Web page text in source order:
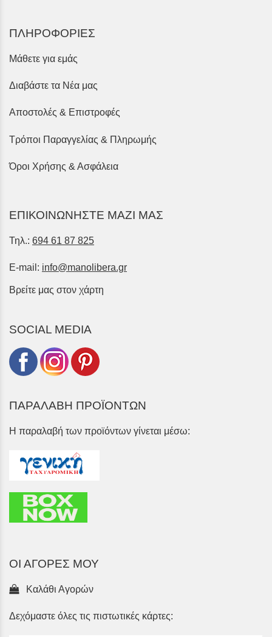
ΠΛΗΡΟΦΟΡΙΕΣ
Μάθετε για εμάς
Διαβάστε τα Νέα μας
Αποστολές & Επιστροφές
Τρόποι Παραγγελίας & Πληρωμής
Όροι Χρήσης & Ασφάλεια
ΕΠΙΚΟΙΝΩΝΗΣΤΕ ΜΑΖΙ ΜΑΣ
Τηλ.: 694 61 87 825
E-mail: info@manolibera.gr
Βρείτε μας στον χάρτη
SOCIAL MEDIA
ΠΑΡΑΛΑΒΗ ΠΡΟΪΟΝΤΩΝ
Η παραλαβή των προϊόντων γίνεται μέσω:
ΟΙ ΑΓΟΡΕΣ ΜΟΥ
Καλάθι Αγορών
Δεχόμαστε όλες τις πιστωτικές κάρτες: